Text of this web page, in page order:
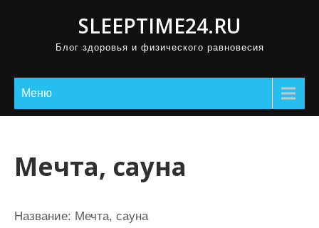
SLEEPTIME24.RU
Блог здоровья и физического равновесия
Меню
Мечта, сауна
Название: Мечта, сауна